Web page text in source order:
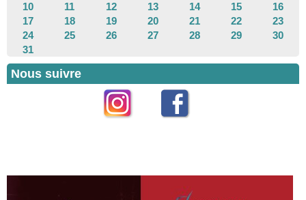
10
11 12 13 14 15
16
17
18 19 20 21 22
23
24
25 26 27 28 29
30
31
Nous suivre